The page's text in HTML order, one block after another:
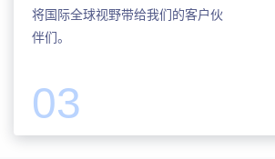
将国际全球视野带给我们的客户伙
伴们。
03